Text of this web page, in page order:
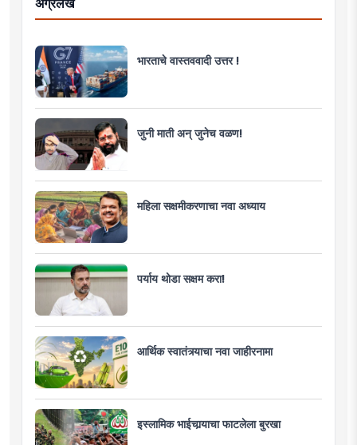
भारताचे वास्तववादी उत्तर !
जुनी माती अन् जुनेच वळण!
महिला सक्षमीकरणाचा नवा अध्याय
पर्याय थोडा सक्षम करा!
आर्थिक स्वातंत्र्याचा नवा जाहीरनामा
इस्लामिक भाईचार्‍याचा फाटलेला बुरखा